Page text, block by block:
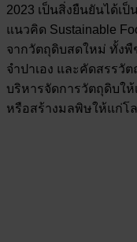
2023 เป็นสิ่งยืนยันได้เ
แนวคิด Sustainable
จากวัตถุดิบสดใหม่ ทั้ง
จำปาเอง และคัดสรร
บริหารจัดการวัตถุดิบใ
หรือสร้างมลพิษให้แก่โ